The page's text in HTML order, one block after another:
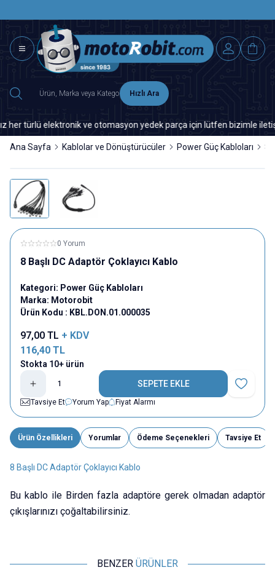
Hızlı Ara
türlü elektronik ve otomasyon yedek parça için lütfen bizimle
Ana Sayfa Kablolar ve Dönüştürücüler Power Güç Kabloları 8
0 Yorum
8 Başlı DC Adaptör Çoklayıcı Kablo
Kategori: Power Güç Kabloları
Marka: Motorobit
Ürün Kodu : KBL.DON.01.000035
97,00 TL + KDV
116,40 TL
Stokta 10+ ürün
SEPETE EKLE
Favoriye
Tavsiye Et
Yorum Yap Fiyat Alarmı
Ürün Özellikleri Yorumlar Ödeme Seçenekleri Tavsiye Et
8 Başlı DC Adaptör Çoklayıcı Kablo
Bu kablo ile Birden fazla adaptöre gerek olmadan adaptör
çıkışlarınızı çoğaltabilirsiniz.
BENZER ÜRÜNLER